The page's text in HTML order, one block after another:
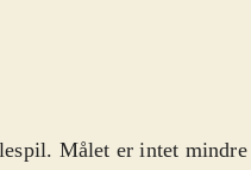
Målet er intet mindre